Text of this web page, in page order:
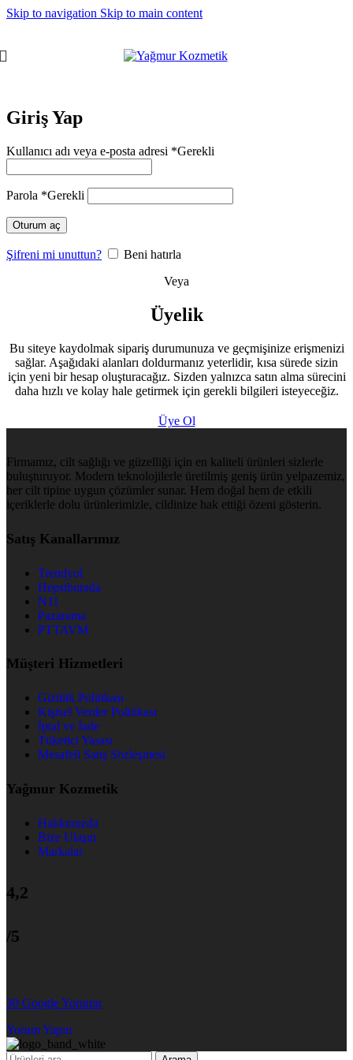
Skip to navigation Skip to main content
Giriş Yap
Kullanıcı adı veya e-posta adresi *Gerekli
Parola *Gerekli
Oturum aç
Şifreni mi unuttun?
Beni hatırla
Veya
Üyelik
Bu siteye kaydolmak sipariş durumunuza ve geçmişinize erişmenizi
sağlar. Aşağıdaki alanları doldurmanız yeterlidir, kısa sürede sizin
için yeni bir hesap oluşturacağız. Sizden yalnızca satın alma sürecini
daha hızlı ve kolay hale getirmek için gerekli bilgileri isteyeceğiz.
Üye Ol
Firmamız, cilt sağlığı ve güzelliği için en kaliteli ürünleri sizlerle
buluşturuyor. Modern teknolojilerle üretilmiş geniş ürün yelpazemiz,
her cilt tipine uygun çözümler sunar. Hem doğal hem de etkili
içeriklerle dolu ürünlerimizle, cildinize hak ettiği özeni gösterin.
Satış Kanallarımız
Trendyol
Hepsiburada
N11
Pazarama
PTTAVM
Müşteri Hizmetleri
Gizlilik Politikası
Kişisel Veriler Politikası
İptal ve İade
Tüketici Yasası
Mesafeli Satış Sözleşmesi
Yağmur Kozmetik
Hakkımızda
Bize Ulaşın
Markalar
4,2
/5
30 Google Yorumu
Yorum Yapın